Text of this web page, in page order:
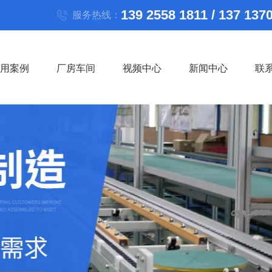
服务热线： 139 2558 1811 / 137
案例 厂房车间 视频中心 新闻中心 联